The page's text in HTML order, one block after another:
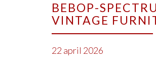
BEBOP-
VINTAGE
22 april 2026